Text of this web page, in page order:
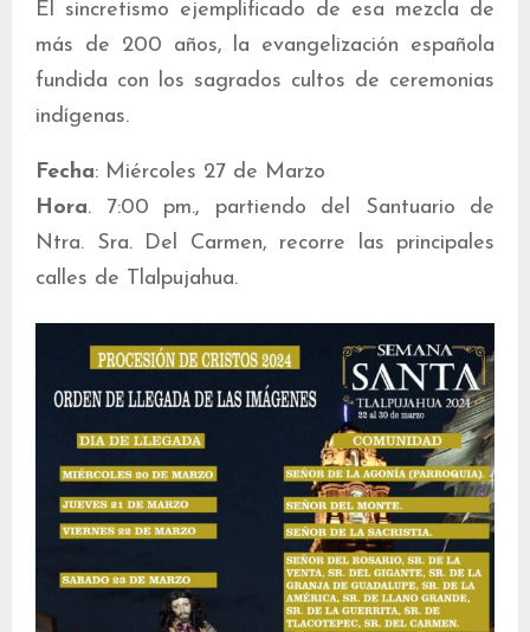
El sincretismo ejemplificado de esa mezcla de
más de 200 años, la evangelización española
fundida con los sagrados cultos de ceremonias
indígenas.
Fecha: Miércoles 27 de Marzo
Hora. 7:00 pm., partiendo del Santuario de
Ntra. Sra. Del Carmen, recorre las principales
calles de Tlalpujahua.